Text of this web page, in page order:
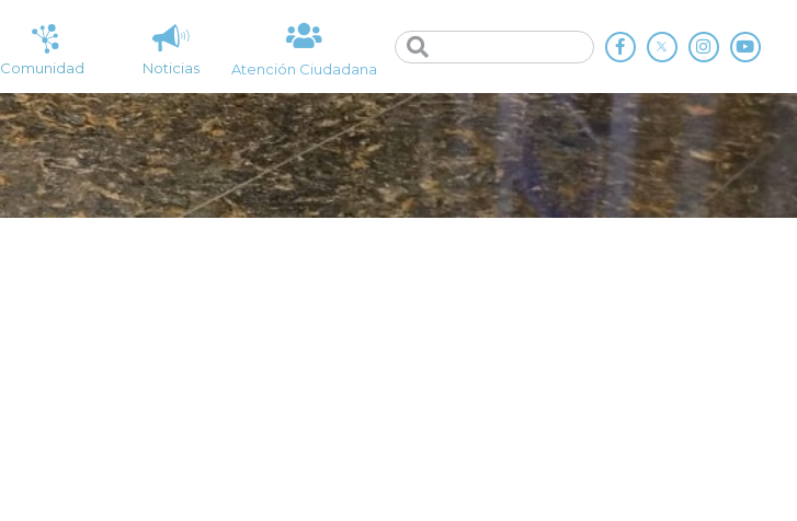
Comunidad Noticias Atención Ciudadana